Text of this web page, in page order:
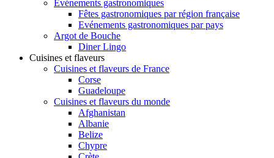
Événements gastronomiques
Fêtes gastronomiques par région française
Evénements gastronomiques par pays
Argot de Bouche
Diner Lingo
Cuisines et flaveurs
Cuisines et flaveurs de France
Corse
Guadeloupe
Cuisines et flaveurs du monde
Afghanistan
Albanie
Belize
Chypre